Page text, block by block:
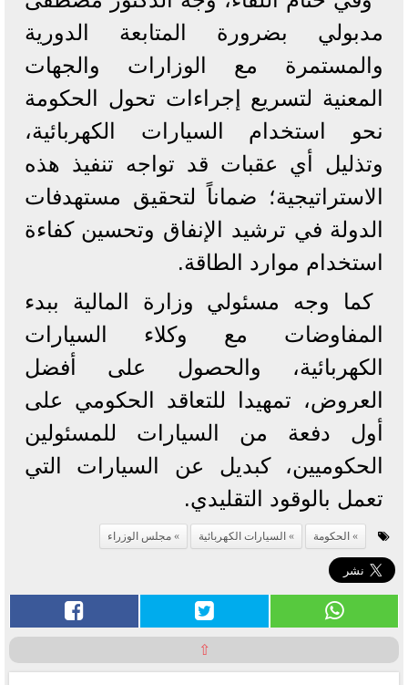
مدبولي بضرورة المتابعة الدورية
والمستمرة مع الوزارات والجهات
المعنية لتسريع إجراءات تحول الحكومة
نحو استخدام السيارات الكهربائية،
وتذليل أي عقبات قد تواجه تنفيذ هذه
الاستراتيجية؛ ضماناً لتحقيق مستهدفات
الدولة في ترشيد الإنفاق وتحسين كفاءة
استخدام موارد الطاقة.
كما وجه مسئولي وزارة المالية ببدء
المفاوضات مع وكلاء السيارات
الكهربائية، والحصول على أفضل
العروض، تمهيدا للتعاقد الحكومي على
أول دفعة من السيارات للمسئولين
الحكوميين، كبديل عن السيارات التي
تعمل بالوقود التقليدي.
الحكومة السيارات الكهربائية مجلس الوزراء
⇧